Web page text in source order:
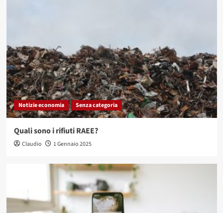
Notizie economia Senza categoria
Quali sono i rifiuti RAEE?
Claudio 1 Gennaio 2025